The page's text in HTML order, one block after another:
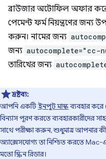
ব্রাউজার অটোফিল অফার
পেমেন্ট ফর্ম নিয়ন্ত্রণের জন্য
করুন। নামের জন্য
জন্য autocomplete="cc-
তারিখের জন্য
দ্রষ্টব্য:
আপনি একটিইনপুট মাস্কব্যবহার করে
বিন্যাস পূরণ করতে ব্যবহারকারীদের
সাথে পরীক্ষা করুন, শুধুমাত্র আপনার
অ্যাক্সেসযোগ্য তা নিশ্চিত করতে Mac-
মতো স্ক্রিন রিডার।